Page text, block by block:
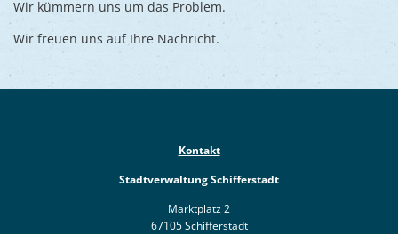
Wir kümmern uns um das Problem.
Wir freuen uns auf Ihre Nachricht.
Kontakt
Stadtverwaltung Schifferstadt
Marktplatz 2
67105 Schifferstadt